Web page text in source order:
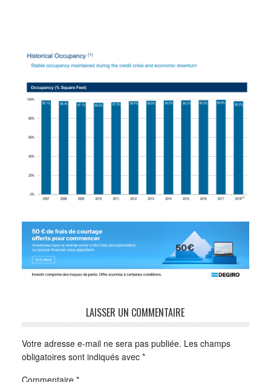
LAISSER UN COMMENTAIRE
Votre adresse e-mail ne sera pas publiée. Les champs
obligatoires sont indiqués avec *